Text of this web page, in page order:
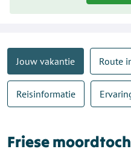
Jouw vakantie Route
Reisinformatie
Friese